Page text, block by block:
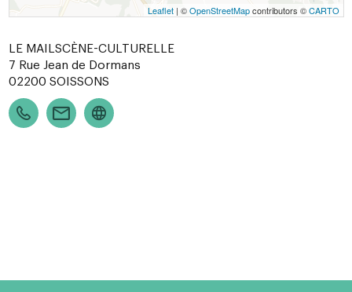
Leaflet| ©OpenStreetMapcontributors ©CARTO
LE MAILSCÈNE-CULTURELLE
7 Rue Jean de Dormans
02200 SOISSONS